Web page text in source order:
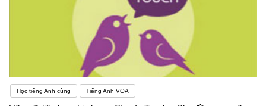
Học tiếng Anh cùng Tiếng Anh VOA